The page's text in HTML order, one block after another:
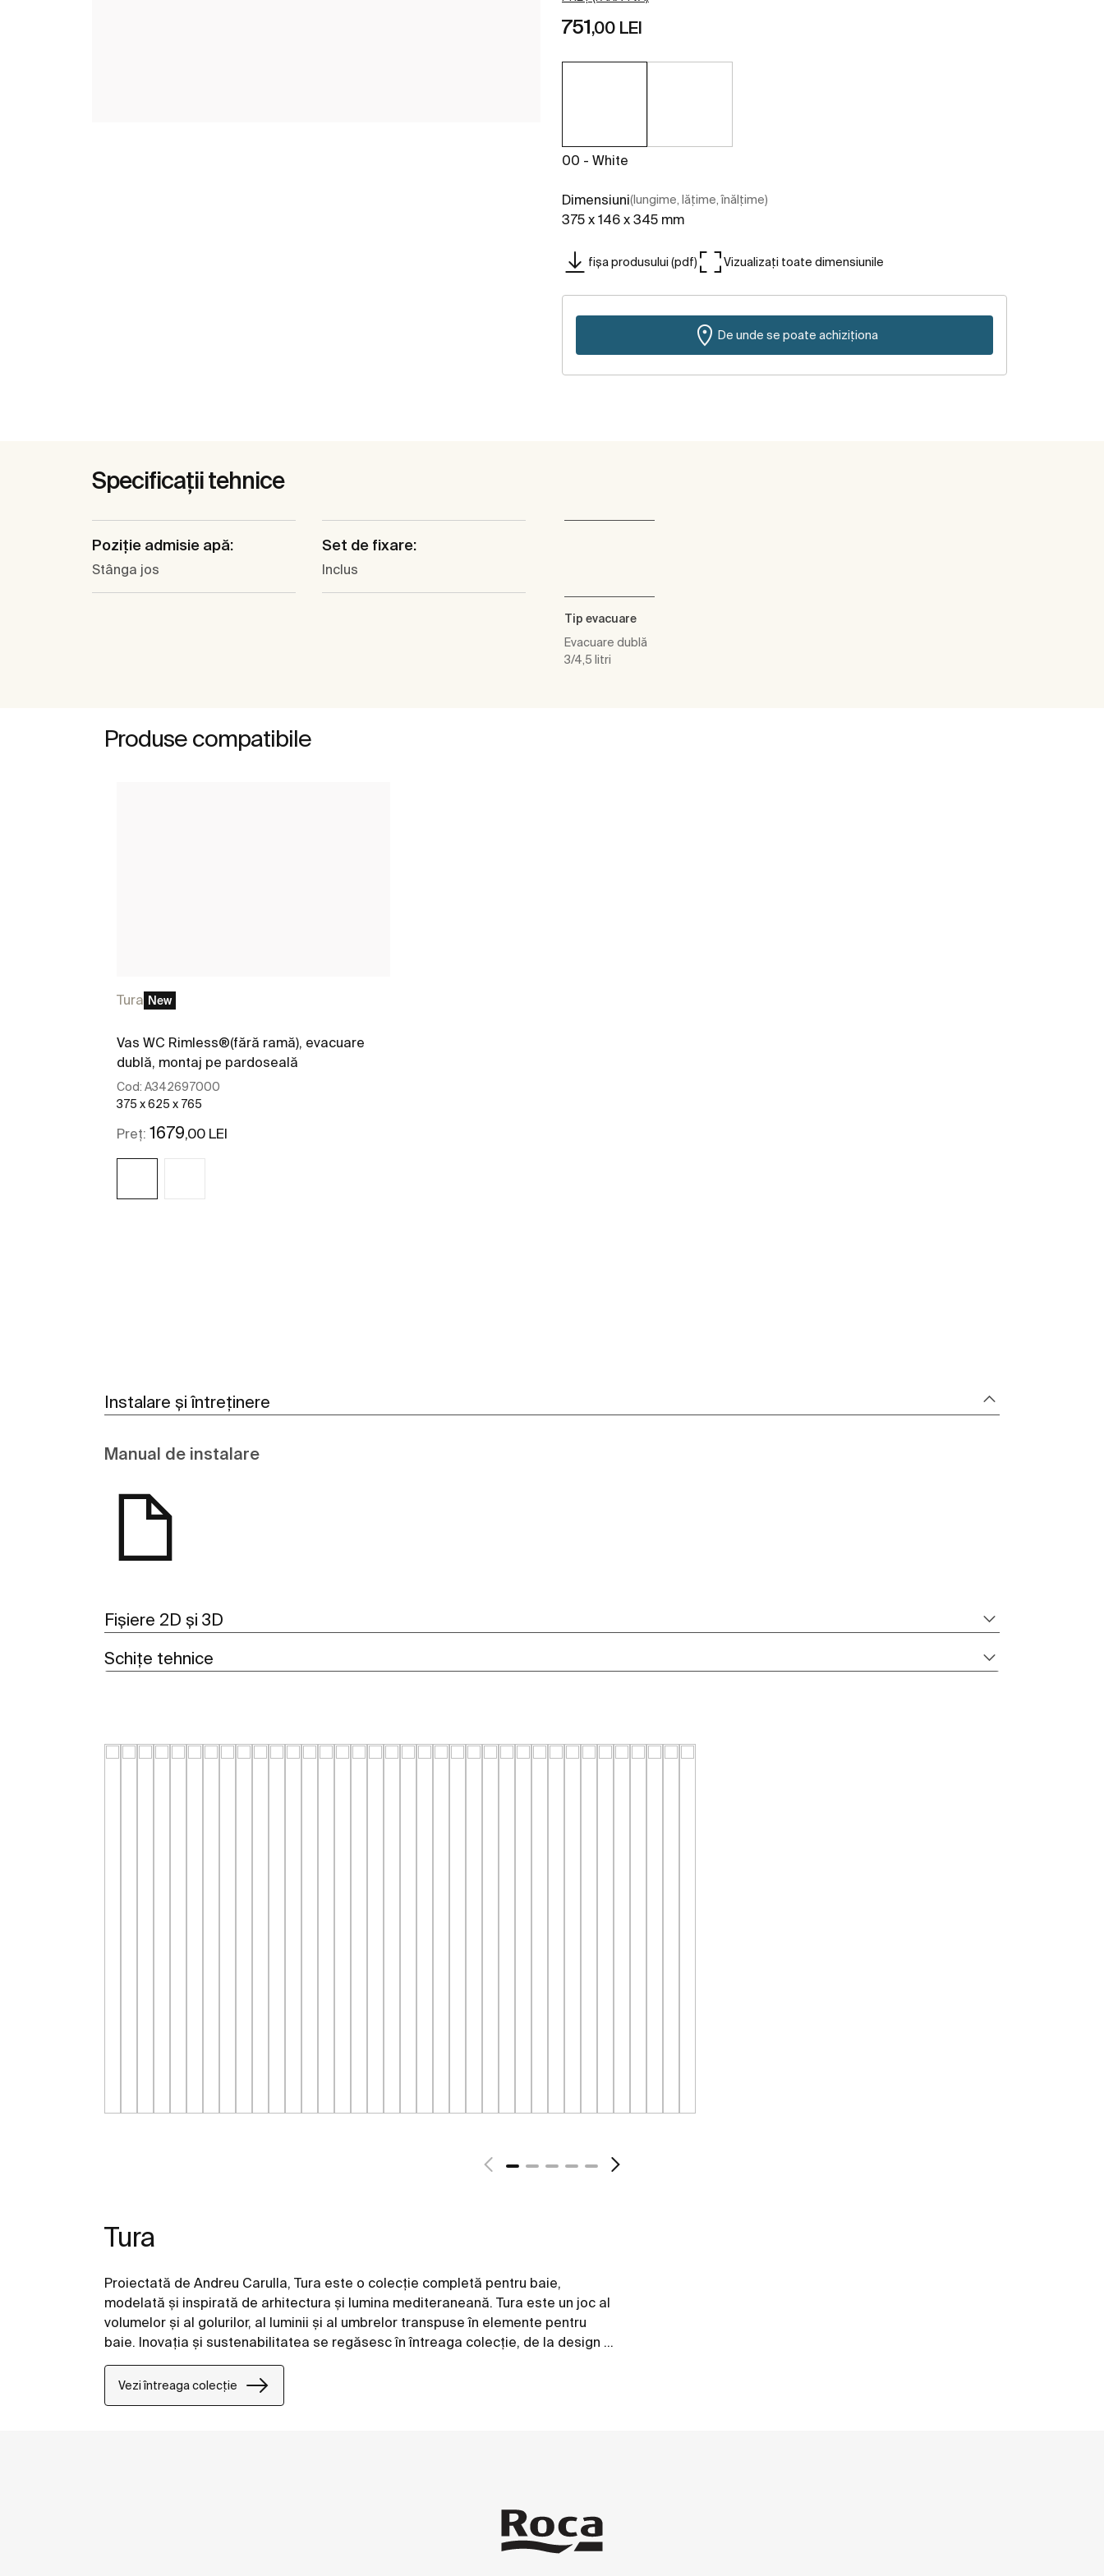
751,00 LEI
00 - White
Dimensiuni(lungime, lățime, înălțime)
375 x 146 x 345 mm
fișa produsului (pdf) Vizualizați toate dimensiunile
De unde se poate achiziționa
Specificații tehnice
Poziţie admisie apă:
Stânga jos
Set de fixare:
Inclus
Tip evacuare
Evacuare dublă
3/4,5 litri
Produse compatibile
Tura New
Vas WC Rimless®(fără ramă), evacuare
dublă, montaj pe pardoseală
Cod: A342697000
375 x 625 x 765
Preț: 1679,00 LEI
Instalare și întreținere
Manual de instalare
Fișiere 2D și 3D
Schițe tehnice
Tura
Proiectată de Andreu Carulla, Tura este o colecție completă pentru baie,
modelată și inspirată de arhitectura și lumina mediteraneană. Tura este un joc al
volumelor și al golurilor, al luminii și al umbrelor transpuse în elemente pentru
baie. Inovația și sustenabilitatea se regăsesc în întreaga colecție, de la design și
tehnologie până la utilizarea de materiale reciclate și ambalaje fără plastic.
Vezi întreaga colecție